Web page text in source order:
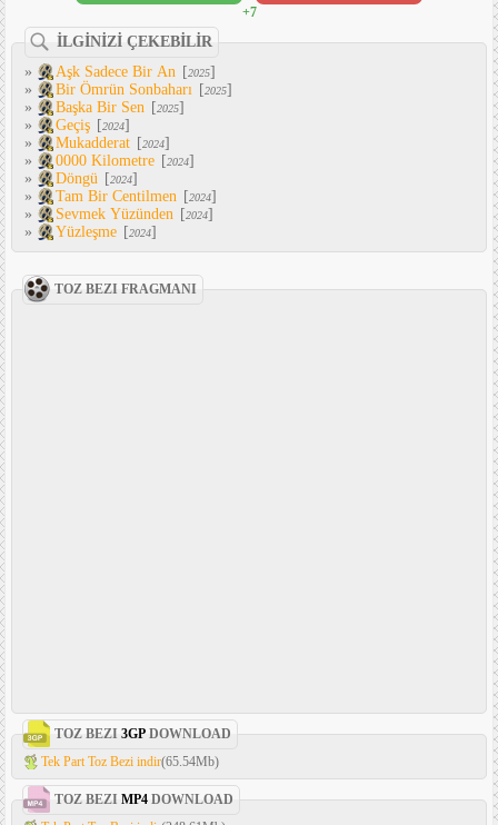
+7
İLGİNİZİ ÇEKEBİLİR
»
Aşk Sadece Bir An [2025]
»
Bir Ömrün Sonbaharı [2025]
»
Başka Bir Sen [2025]
»
Geçiş [2024]
»
Mukadderat [2024]
»
0000 Kilometre [2024]
»
Döngü [2024]
»
Tam Bir Centilmen [2024]
»
Sevmek Yüzünden [2024]
»
Yüzleşme [2024]
TOZ BEZI FRAGMANI
TOZ BEZI 3GP DOWNLOAD
Tek Part Toz Bezi indir(65.54Mb)
TOZ BEZI MP4 DOWNLOAD